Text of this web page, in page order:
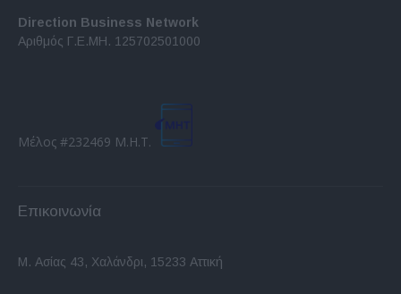
Direction Business Network
Αριθμός Γ.Ε.ΜΗ. 125702501000
Μέλος #232469 Μ.Η.Τ.
Επικοινωνία
Μ. Ασίας 43, Χαλάνδρι, 15233 Αττική